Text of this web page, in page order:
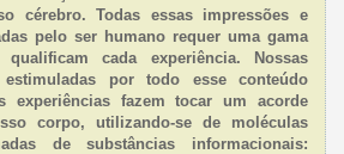
cérebro. Todas essas impressões e
pelo ser humano requer uma gama
cada experiência. Nossas
estimuladas por todo esse conteúdo
experiências fazem tocar um acorde
corpo, utilizando-se de moléculas
de substâncias informacionais: